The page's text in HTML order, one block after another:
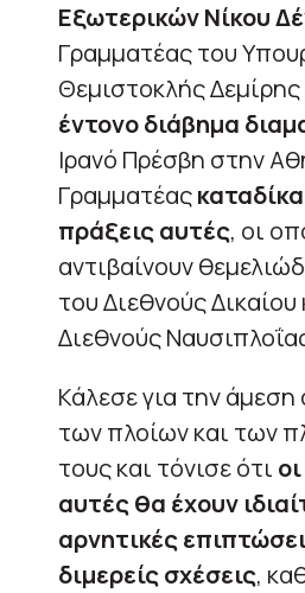
Εξωτερικών Νίκου
Γραμματέας του
Θεμιστοκλής
έντονο διάβημα
Ιρανό Πρέσβη στην
Γραμματέας
πράξεις αυτές, οι
αντιβαίνουν
του Διεθνούς Δικαίου
Διεθνούς
Κάλεσε για την
των πλοίων και των
τους και τόνισε ότι
αυτές θα έχουν
αρνητικές
διμερείς σχέσεις,